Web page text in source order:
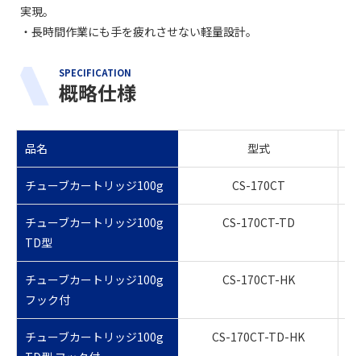
実現。
・長時間作業にも手を疲れさせない軽量設計。
SPECIFICATION
概略仕様
品名 型式
チューブカートリッジ100g CS-170CT
チューブカートリッジ100g
TD型
CS-170CT-TD
チューブカートリッジ100g
フック付
CS-170CT-HK
チューブカートリッジ100g
CS-170CT-TD-HK